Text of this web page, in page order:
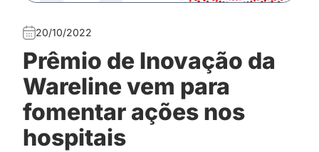
20/10/2022
Prêmio de Inovação da
Wareline vem para
fomentar ações nos
hospitais